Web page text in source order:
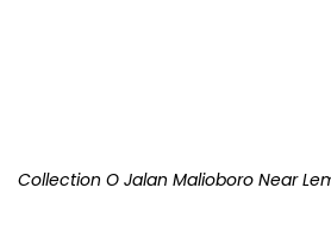
Collection O Jalan Malioboro Near